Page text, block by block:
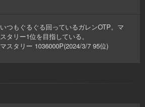
いつもぐるぐる回っているガレンOTP。マ
スタリー1位を目指している。
マスタリー 1036000P(2024/3/7 95位)